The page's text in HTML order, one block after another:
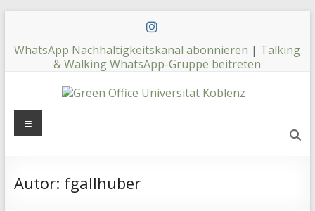
springen
WhatsApp Nachhaltigkeitskanal abonnieren | Talking
& Walking WhatsApp-Gruppe beitreten
Green
Universität
Koblenz
Menü
Autor: fgallhuber